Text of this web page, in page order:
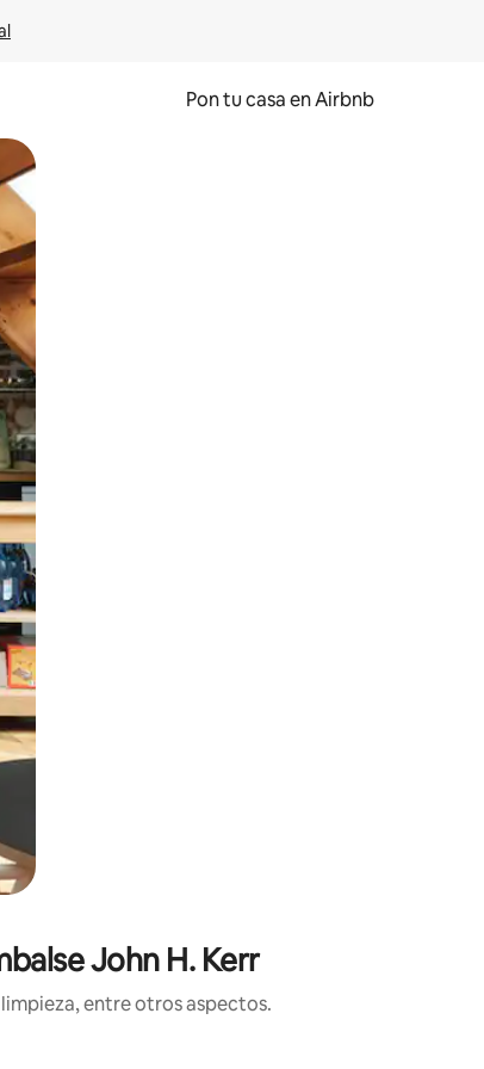
Pon tu casa en Airbnb
el dedo.
John H. Kerr
entre otros aspectos.